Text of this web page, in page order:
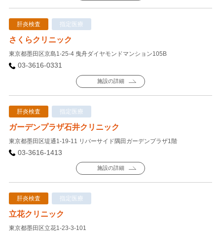
肝炎検査 指定医療
さくらクリニック
東京都墨田区京島1-25-4 曳舟ダイヤモンドマンション105B
03-3616-0331
施設の詳細
肝炎検査 指定医療
ガーデンプラザ石井クリニック
東京都墨田区堤通1-19-11 リバーサイド隅田ガーデンプラザ1階
03-3616-1413
施設の詳細
肝炎検査 指定医療
立花クリニック
東京都墨田区立花1-23-3-101